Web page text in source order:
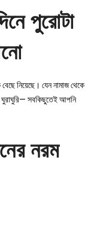
পুরোটা
নিয়েছে। যেন নামাজ থেকে
ঘুরাঘুরি— সবকিছুতেই আপনি
নরম